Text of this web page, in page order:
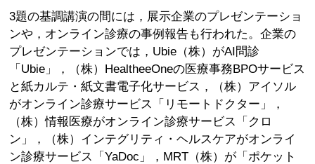
3題の基調講演の間には，展示企業のプレゼンテーショ
ンや，オンライン診療の事例報告も行われた。企業の
プレゼンテーションでは，Ubie（株）がAI問診
「Ubie」，（株）HealtheeOneの医療事務BPOサービス
と紙カルテ・紙文書電子化サービス，（株）アイソル
がオンライン診療サービス「リモートドクター」，
（株）情報医療がオンライン診療サービス「クロ
ン」，（株）インテグリティ・ヘルスケアがオンライ
ン診療サービス「YaDoc」，MRT（株）が「ポケット